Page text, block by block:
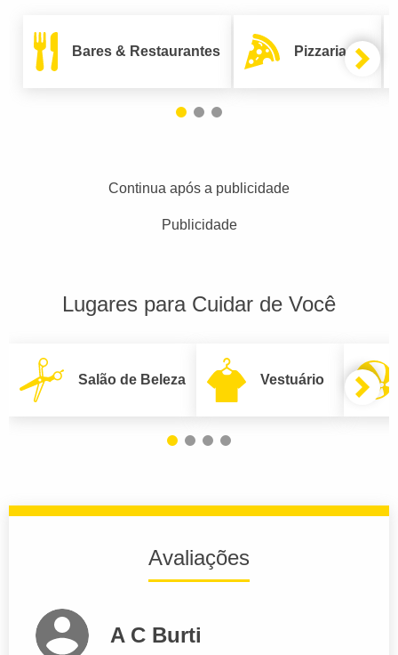
Bares & Restaurantes Pizzarias
Continua após a publicidade
Publicidade
Lugares para Cuidar de Você
Salão de Beleza Vestuário
Avaliações
A C Burti